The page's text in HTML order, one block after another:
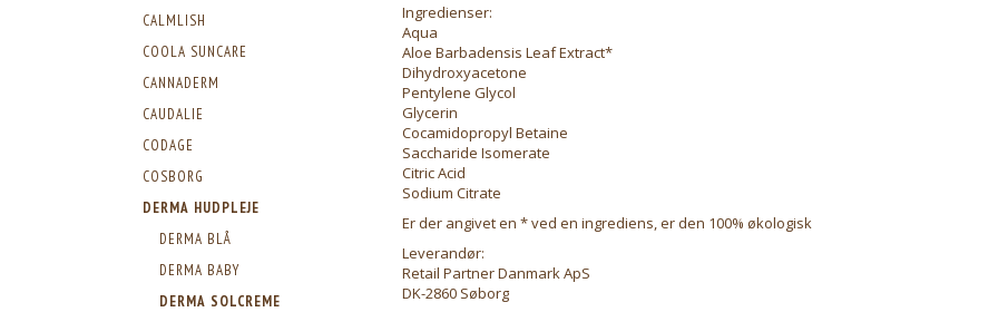
CALMLISH
COOLA SUNCARE
CANNADERM
CAUDALIE
CODAGE
COSBORG
DERMA HUDPLEJE
DERMA BLÅ
DERMA BABY
DERMA SOLCREME
Ingredienser:
Aqua
Aloe Barbadensis Leaf Extract*
Dihydroxyacetone
Pentylene Glycol
Glycerin
Cocamidopropyl Betaine
Saccharide Isomerate
Citric Acid
Sodium Citrate
Er der angivet en * ved en ingrediens, er den 100% økologisk
Leverandør:
Retail Partner Danmark ApS
DK-2860 Søborg